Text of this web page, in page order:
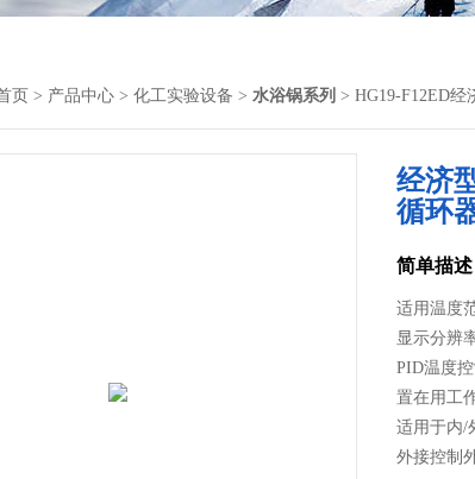
页 > 产品中心 > 化工实验设备 > 水浴锅系列 > HG19-F12ED
经济
循环
简单描述
适用温度
显示分辨
PID温度
置在用工
适用于内/
外接控制